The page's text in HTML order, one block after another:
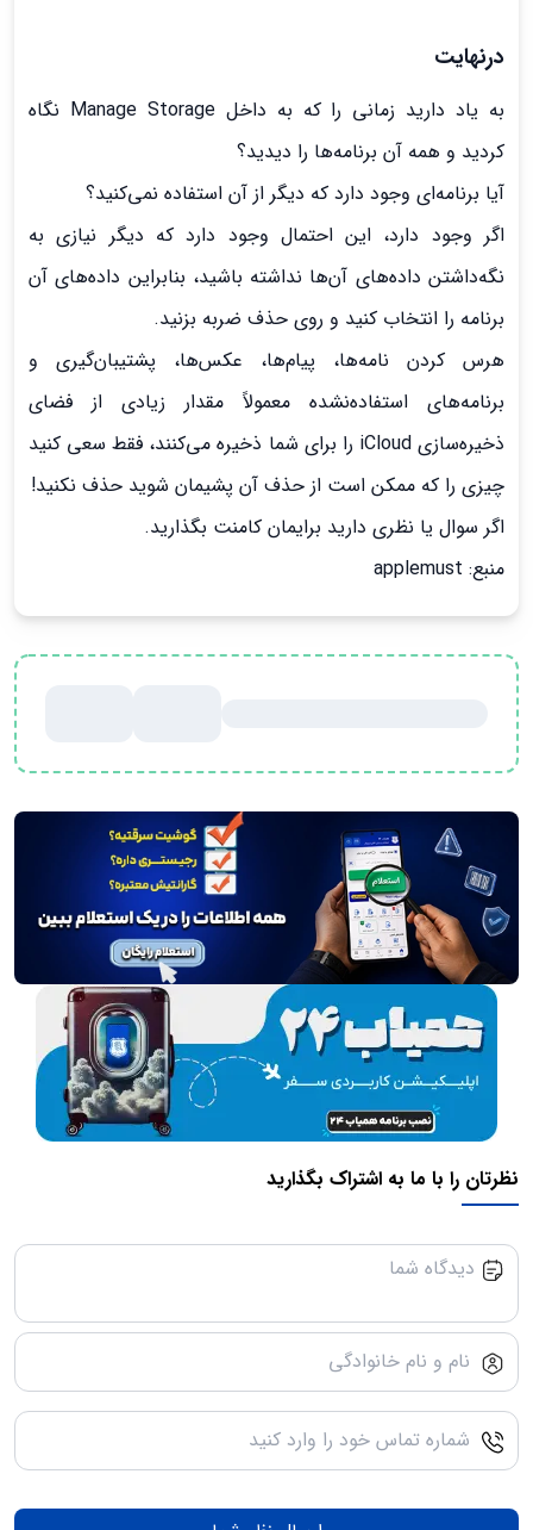
درنهایت
به یاد دارید زمانی را که به داخل Manage Storage نگاه
کردید و همه آن برنامه‌ها را دیدید؟
آیا برنامه‌ای وجود دارد که دیگر از آن استفاده نمی‌کنید؟
اگر وجود دارد، این احتمال وجود دارد که دیگر نیازی به
نگه‌داشتن داده‌های آن‌ها نداشته باشید، بنابراین داده‌های آن
برنامه را انتخاب کنید و روی حذف ضربه بزنید.
هرس کردن نامه‌ها، پیام‌ها، عکس‌ها، پشتیبان‌گیری و
برنامه‌های استفاده‌نشده معمولاً مقدار زیادی از فضای
ذخیره‌سازی iCloud را برای شما ذخیره می‌کنند، فقط سعی کنید
چیزی را که ممکن است از حذف آن پشیمان شوید حذف نکنید!
اگر سوال یا نظری دارید برایمان کامنت بگذارید.
منبع: applemust
نظرتان را با ما به اشتراک بگذارید